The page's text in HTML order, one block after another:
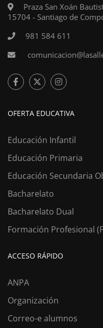
Praza San Xoán
15704 - Santiago de
981 584 611
OFERTA EDUCATIVA
Educación Infantil
Educación Primaria
Educación Secundaria
Bacharelato
Bacharelato Dual
Formación Profesional
ACCESO RÁPIDO
ANPA
Organización
Correo-e alumnos